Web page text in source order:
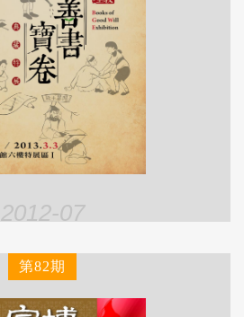
2012-07
第82期